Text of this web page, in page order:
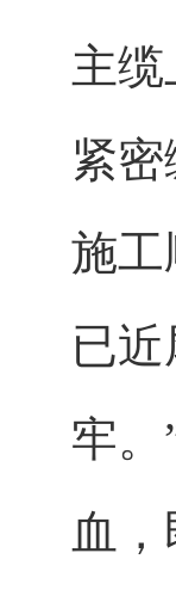
主
紧
施工
已
牢。
血，